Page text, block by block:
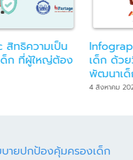
ทธิความเป็น
ก ที่ผู้ใหญ่ต้อง
เด็ก ด้ว
พัฒนาเด็
4 สิงหาคม
บายปกป้องคุ้มครองเด็ก